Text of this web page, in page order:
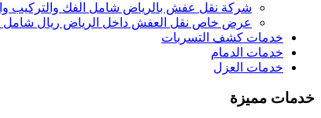
شركة نقل عفش بالرياض شامل الفك والتركيب
عرض خاص نقل العفش داخل الرياض ريال شامل
خدمات كشف التسربات
خدمات الدمام
خدمات العزل
خدمات مميزة